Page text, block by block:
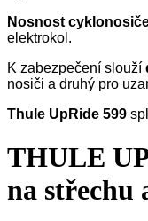
Nosnost
elektrokol.
K zabezpečení slouží
nosiči a druhý pro
Thule UpRide 599
THULE
na střechu